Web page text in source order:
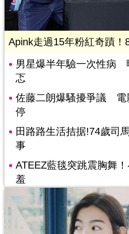
Apink走過15年粉紅奇蹟！
男星爆半年驗一次性病
忑
佐藤二朗爆騷擾爭議 電
停
田路路生活拮据!74歲司
事
ATEEZ藍毯突跳震胸舞
羞